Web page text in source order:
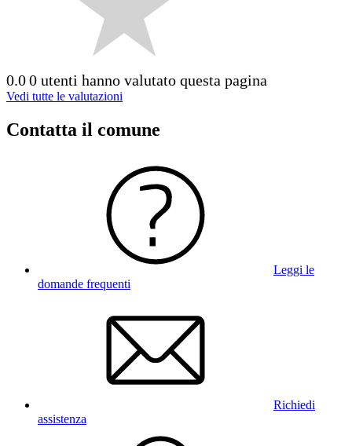
0.00 utenti hanno valutato questa pagina
Vedi tutte le valutazioni
Contatta il comune
Leggi le
domande frequenti
Richiedi
assistenza